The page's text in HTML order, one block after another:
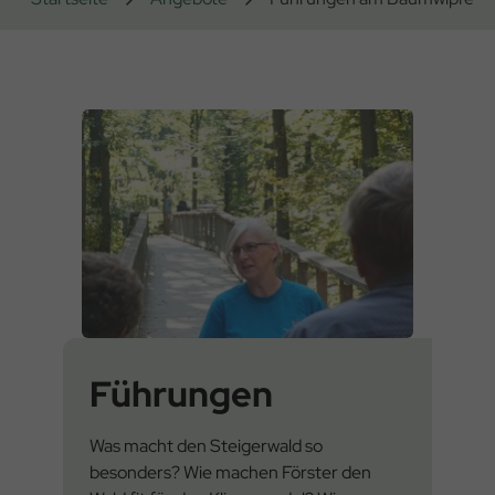
Führungen
Was macht den Steigerwald so
besonders? Wie machen Förster den